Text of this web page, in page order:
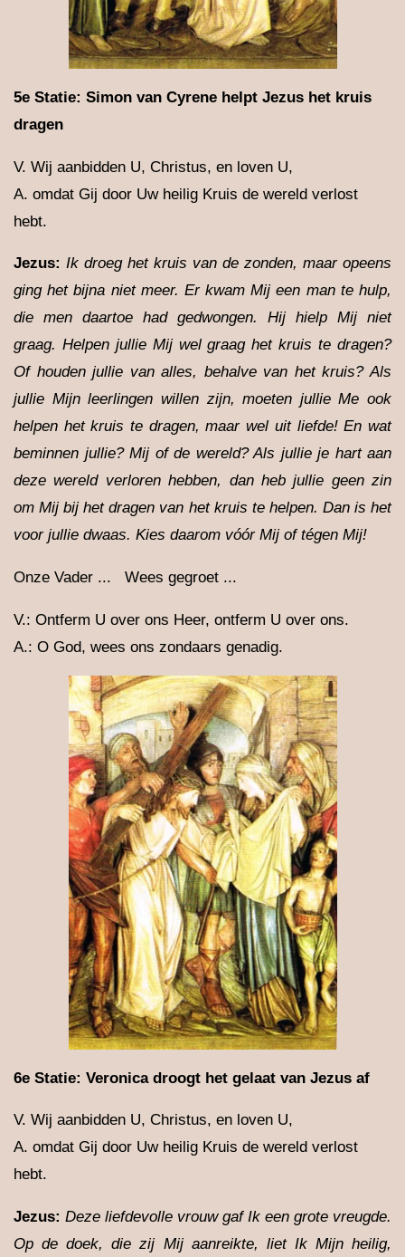
5e Statie: Simon van Cyrene helpt Jezus het kruis
dragen
V. Wij aanbidden U, Christus, en loven U,
A. omdat Gij door Uw heilig Kruis de wereld verlost
hebt.
Jezus: Ik droeg het kruis van de zonden, maar opeens
ging het bijna niet meer. Er kwam Mij een man te hulp,
die men daartoe had gedwongen. Hij hielp Mij niet
graag. Helpen jullie Mij wel graag het kruis te dragen?
Of houden jullie van alles, behalve van het kruis? Als
jullie Mijn leerlingen willen zijn, moeten jullie Me ook
helpen het kruis te dragen, maar wel uit liefde! En wat
beminnen jullie? Mij of de wereld? Als jullie je hart aan
deze wereld verloren hebben, dan heb jullie geen zin
om Mij bij het dragen van het kruis te helpen. Dan is het
voor jullie dwaas. Kies daarom vóór Mij of tégen Mij!
Onze Vader ... Wees gegroet ...
V.: Ontferm U over ons Heer, ontferm U over ons.
A.: O God, wees ons zondaars genadig.
6e Statie: Veronica droogt het gelaat van Jezus af
V. Wij aanbidden U, Christus, en loven U,
A. omdat Gij door Uw heilig Kruis de wereld verlost
hebt.
Jezus: Deze liefdevolle vrouw gaf Ik een grote vreugde.
Op de doek, die zij Mij aanreikte, liet Ik Mijn heilig,